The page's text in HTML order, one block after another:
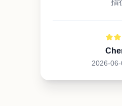
指
2026-